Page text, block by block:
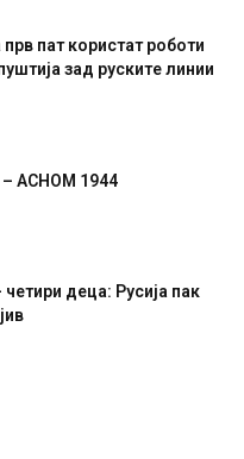
пат користат роботи
зад руските линии
– АСНОМ 1944
деца: Русија пак